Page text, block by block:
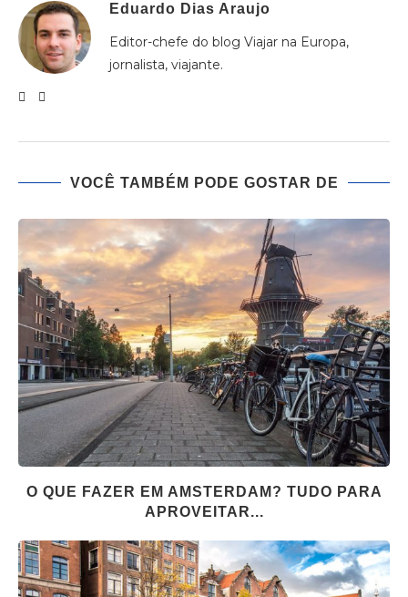
Eduardo Dias Araujo
Editor-chefe do blog Viajar na Europa,
jornalista, viajante.
VOCÊ TAMBÉM PODE GOSTAR DE
O QUE FAZER EM AMSTERDAM? TUDO PARA
APROVEITAR...